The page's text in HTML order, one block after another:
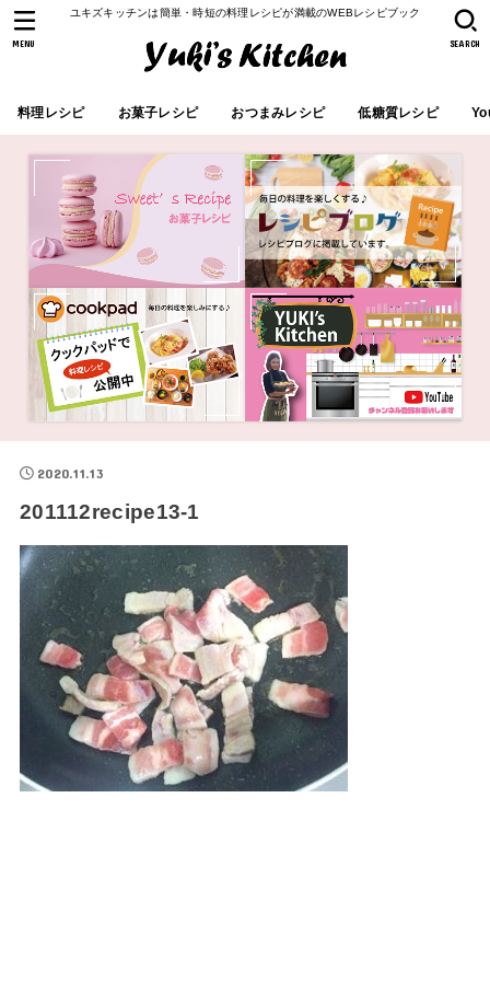
ユキズキッチンは簡単・時短の料理レシピが満載のWEBレシピブック
料理レシピ お菓子レシピ おつまみレシピ 低糖質レシピ
SEARCH
MENU
2020.11.13
201112recipe13-1